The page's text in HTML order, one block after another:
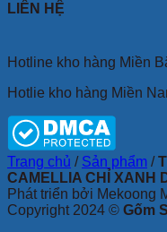
LIÊN HỆ
Hotline kho hàng Miền
Hotlie kho hàng Miền
Trang chủ / Sản phẩm /
CAMELLIA CHỈ XANH
Phát triển bởi Mekoong
Copyright 2024 © Gốm